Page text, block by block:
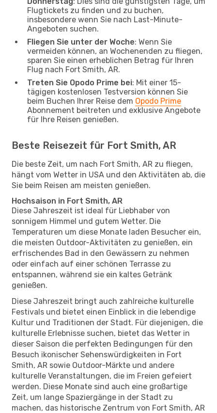
Flugtickets zu finden und zu buchen,
insbesondere wenn Sie nach Last-Minute-
Angeboten suchen.
Fliegen Sie unter der Woche: Wenn Sie
vermeiden können, an Wochenenden zu fliegen,
sparen Sie einen erheblichen Betrag für Ihren
Flug nach Fort Smith, AR.
Treten Sie Opodo Prime bei: Mit einer 15-
tägigen kostenlosen Testversion können Sie
beim Buchen Ihrer Reise dem Opodo Prime
Abonnement beitreten und exklusive Angebote
für Ihre Reisen genießen.
Beste Reisezeit für Fort Smith, AR
Die beste Zeit, um nach Fort Smith, AR zu fliegen,
hängt vom Wetter in USA und den Aktivitäten ab, die
Sie beim Reisen am meisten genießen.
Hochsaison in Fort Smith, AR
Diese Jahreszeit ist ideal für Liebhaber von
sonnigem Himmel und gutem Wetter. Die
Temperaturen um diese Monate laden Besucher ein,
die meisten Outdoor-Aktivitäten zu genießen, ein
erfrischendes Bad in den Gewässern zu nehmen
oder einfach auf einer schönen Terrasse zu
entspannen, während sie ein kaltes Getränk
genießen.
Diese Jahreszeit bringt auch zahlreiche kulturelle
Festivals und bietet einen Einblick in die lebendige
Kultur und Traditionen der Stadt. Für diejenigen, die
kulturelle Erlebnisse suchen, bietet das Wetter in
dieser Saison die perfekten Bedingungen für den
Besuch ikonischer Sehenswürdigkeiten in Fort
Smith, AR sowie Outdoor-Märkte und andere
kulturelle Veranstaltungen, die im Freien gefeiert
werden. Diese Monate sind auch eine großartige
Zeit, um lange Spaziergänge in der Stadt zu
machen, das historische Zentrum von Fort Smith, AR